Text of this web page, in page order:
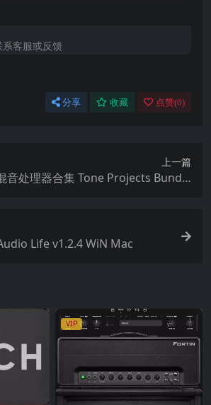
客服或反馈
分享 收藏 点赞(0)
上一篇
音处理器合集 Tone Projects Bundle
Life v1.2.4 WiN Mac
VIP